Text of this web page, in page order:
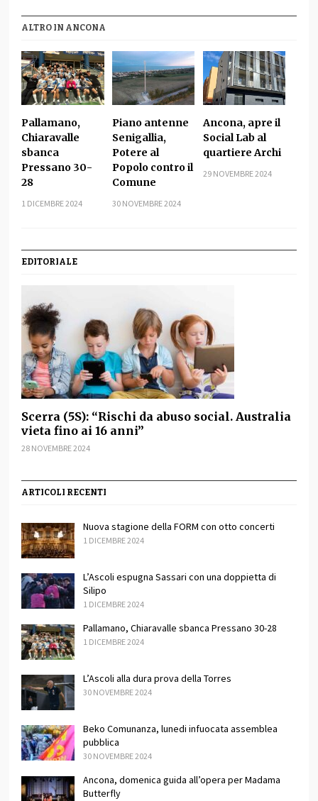
ALTRO IN ANCONA
Pallamano,
Chiaravalle
sbanca
Pressano 30-
28
1 DICEMBRE 2024
Piano antenne
Senigallia,
Potere al
Popolo contro il
Comune
30 NOVEMBRE 2024
Ancona, apre il
Social Lab al
quartiere Archi
29 NOVEMBRE 2024
EDITORIALE
Scerra (5S): “Rischi da abuso social. Australia
vieta fino ai 16 anni”
28 NOVEMBRE 2024
ARTICOLI RECENTI
Nuova stagione della FORM con otto concerti
1 DICEMBRE 2024
L’Ascoli espugna Sassari con una doppietta di
Silipo
1 DICEMBRE 2024
Pallamano, Chiaravalle sbanca Pressano 30-28
1 DICEMBRE 2024
L’Ascoli alla dura prova della Torres
30 NOVEMBRE 2024
Beko Comunanza, lunedi infuocata assemblea
pubblica
30 NOVEMBRE 2024
Ancona, domenica guida all’opera per Madama
Butterfly